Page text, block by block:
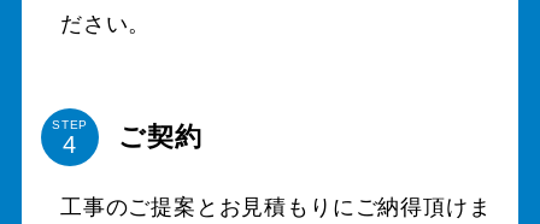
ださい。
STEP ご契約
工事のご提案とお見積もりにご納得頂けま